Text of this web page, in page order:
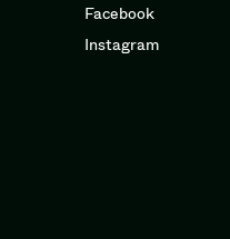
Facebook
Instagram